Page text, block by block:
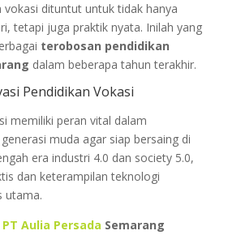
vokasi dituntut untuk tidak hanya
tetapi juga praktik nyata. Inilah yang
terobosan pendidikan
dalam beberapa tahun terakhir.
Pendidikan Vokasi
memiliki peran vital dalam
muda agar siap bersaing di
era industri 4.0 dan society 5.0,
dan keterampilan teknologi
utama.
PT Aulia Persada Semarang